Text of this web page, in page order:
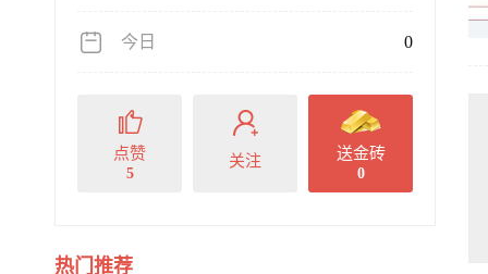
今日 0
点赞
5
关注 送金砖
0
热门推荐